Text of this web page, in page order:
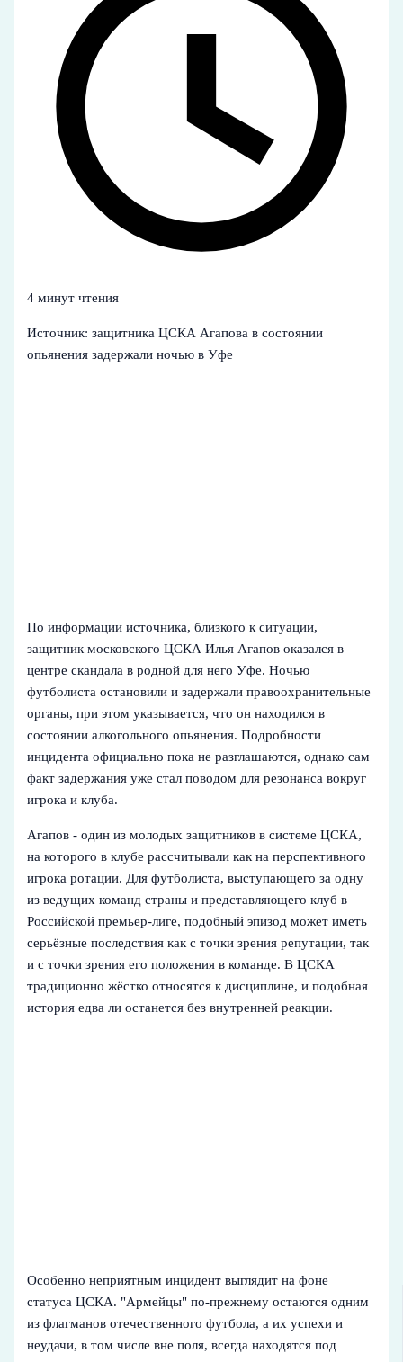
4 минут чтения
Источник: защитника ЦСКА Агапова в состоянии
опьянения задержали ночью в Уфе
По информации источника, близкого к ситуации,
защитник московского ЦСКА Илья Агапов оказался в
центре скандала в родной для него Уфе. Ночью
футболиста остановили и задержали правоохранительные
органы, при этом указывается, что он находился в
состоянии алкогольного опьянения. Подробности
инцидента официально пока не разглашаются, однако сам
факт задержания уже стал поводом для резонанса вокруг
игрока и клуба.
Агапов - один из молодых защитников в системе ЦСКА,
на которого в клубе рассчитывали как на перспективного
игрока ротации. Для футболиста, выступающего за одну
из ведущих команд страны и представляющего клуб в
Российской премьер-лиге, подобный эпизод может иметь
серьёзные последствия как с точки зрения репутации, так
и с точки зрения его положения в команде. В ЦСКА
традиционно жёстко относятся к дисциплине, и подобная
история едва ли останется без внутренней реакции.
Особенно неприятным инцидент выглядит на фоне
статуса ЦСКА. "Армейцы" по-прежнему остаются одним
из флагманов отечественного футбола, а их успехи и
неудачи, в том числе вне поля, всегда находятся под